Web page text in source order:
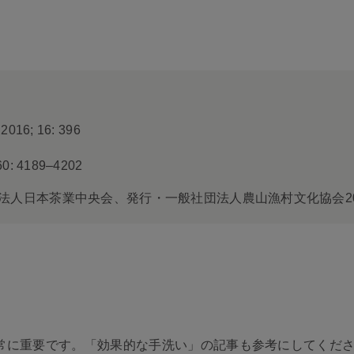
16: 396
4189–4202
人日本茶業中央会、発行・一般社団法人農山漁村文化協会
重要です。「効果的な手洗い」の記事も参考にしてくださ